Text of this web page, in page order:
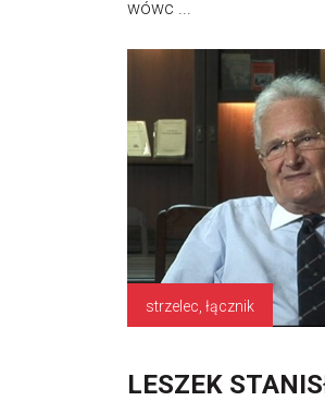
wówc ...
strzelec, łącznik
LESZEK